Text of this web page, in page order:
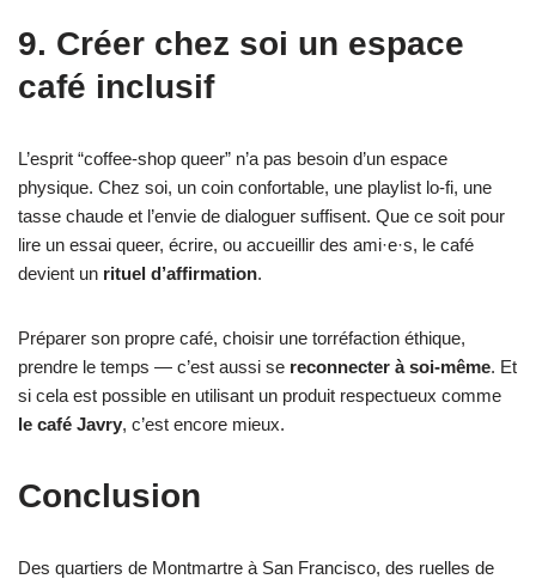
9. Créer chez soi un espace
café inclusif
L’esprit “coffee-shop queer” n’a pas besoin d’un espace
physique. Chez soi, un coin confortable, une playlist lo-fi, une
tasse chaude et l’envie de dialoguer suffisent. Que ce soit pour
lire un essai queer, écrire, ou accueillir des ami·e·s, le café
devient un rituel d’affirmation.
Préparer son propre café, choisir une torréfaction éthique,
prendre le temps — c’est aussi se reconnecter à soi-même. Et
si cela est possible en utilisant un produit respectueux comme
le café Javry, c’est encore mieux.
Conclusion
Des quartiers de Montmartre à San Francisco, des ruelles de